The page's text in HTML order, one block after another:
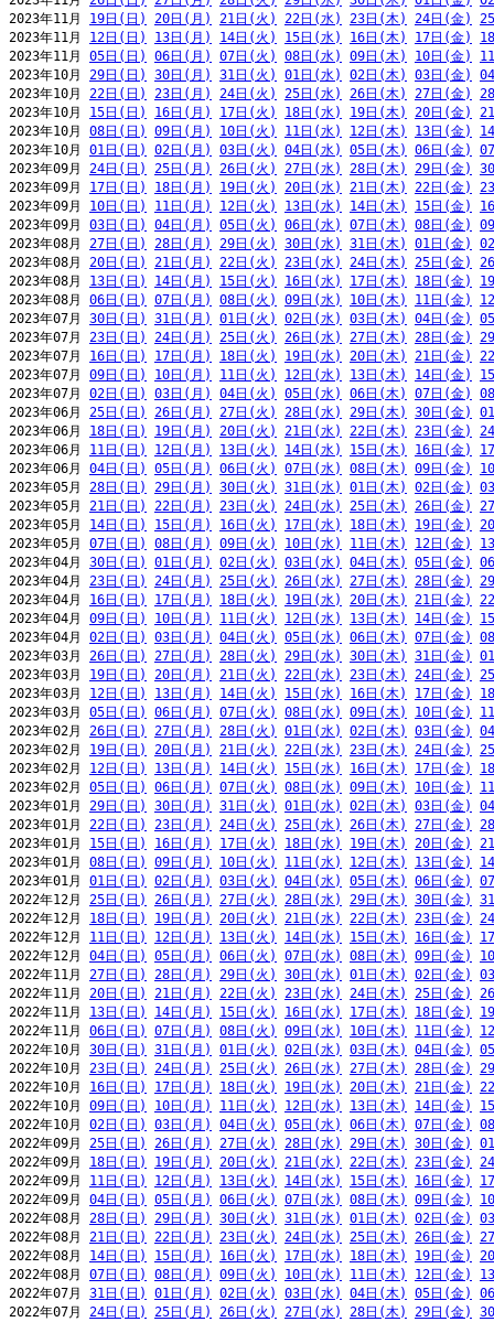
2023年11月 19日(日) 20日(月) 21日(火) 22日(水) 23日(木) 24日(金)
2023年11月 12日(日) 13日(月) 14日(火) 15日(水) 16日(木) 17日(金)
2023年11月 05日(日) 06日(月) 07日(火) 08日(水) 09日(木) 10日(金)
2023年10月 29日(日) 30日(月) 31日(火) 01日(水) 02日(木) 03日(金)
2023年10月 22日(日) 23日(月) 24日(火) 25日(水) 26日(木) 27日(金)
2023年10月 15日(日) 16日(月) 17日(火) 18日(水) 19日(木) 20日(金)
2023年10月 08日(日) 09日(月) 10日(火) 11日(水) 12日(木) 13日(金)
2023年10月 01日(日) 02日(月) 03日(火) 04日(水) 05日(木) 06日(金)
2023年09月 24日(日) 25日(月) 26日(火) 27日(水) 28日(木) 29日(金)
2023年09月 17日(日) 18日(月) 19日(火) 20日(水) 21日(木) 22日(金)
2023年09月 10日(日) 11日(月) 12日(火) 13日(水) 14日(木) 15日(金)
2023年09月 03日(日) 04日(月) 05日(火) 06日(水) 07日(木) 08日(金)
2023年08月 27日(日) 28日(月) 29日(火) 30日(水) 31日(木) 01日(金)
2023年08月 20日(日) 21日(月) 22日(火) 23日(水) 24日(木) 25日(金)
2023年08月 13日(日) 14日(月) 15日(火) 16日(水) 17日(木) 18日(金)
2023年08月 06日(日) 07日(月) 08日(火) 09日(水) 10日(木) 11日(金)
2023年07月 30日(日) 31日(月) 01日(火) 02日(水) 03日(木) 04日(金)
2023年07月 23日(日) 24日(月) 25日(火) 26日(水) 27日(木) 28日(金)
2023年07月 16日(日) 17日(月) 18日(火) 19日(水) 20日(木) 21日(金)
2023年07月 09日(日) 10日(月) 11日(火) 12日(水) 13日(木) 14日(金)
2023年07月 02日(日) 03日(月) 04日(火) 05日(水) 06日(木) 07日(金)
2023年06月 25日(日) 26日(月) 27日(火) 28日(水) 29日(木) 30日(金)
2023年06月 18日(日) 19日(月) 20日(火) 21日(水) 22日(木) 23日(金)
2023年06月 11日(日) 12日(月) 13日(火) 14日(水) 15日(木) 16日(金)
2023年06月 04日(日) 05日(月) 06日(火) 07日(水) 08日(木) 09日(金)
2023年05月 28日(日) 29日(月) 30日(火) 31日(水) 01日(木) 02日(金)
2023年05月 21日(日) 22日(月) 23日(火) 24日(水) 25日(木) 26日(金)
2023年05月 14日(日) 15日(月) 16日(火) 17日(水) 18日(木) 19日(金)
2023年05月 07日(日) 08日(月) 09日(火) 10日(水) 11日(木) 12日(金)
2023年04月 30日(日) 01日(月) 02日(火) 03日(水) 04日(木) 05日(金)
2023年04月 23日(日) 24日(月) 25日(火) 26日(水) 27日(木) 28日(金)
2023年04月 16日(日) 17日(月) 18日(火) 19日(水) 20日(木) 21日(金)
2023年04月 09日(日) 10日(月) 11日(火) 12日(水) 13日(木) 14日(金)
2023年04月 02日(日) 03日(月) 04日(火) 05日(水) 06日(木) 07日(金)
2023年03月 26日(日) 27日(月) 28日(火) 29日(水) 30日(木) 31日(金)
2023年03月 19日(日) 20日(月) 21日(火) 22日(水) 23日(木) 24日(金)
2023年03月 12日(日) 13日(月) 14日(火) 15日(水) 16日(木) 17日(金)
2023年03月 05日(日) 06日(月) 07日(火) 08日(水) 09日(木) 10日(金)
2023年02月 26日(日) 27日(月) 28日(火) 01日(水) 02日(木) 03日(金)
2023年02月 19日(日) 20日(月) 21日(火) 22日(水) 23日(木) 24日(金)
2023年02月 12日(日) 13日(月) 14日(火) 15日(水) 16日(木) 17日(金)
2023年02月 05日(日) 06日(月) 07日(火) 08日(水) 09日(木) 10日(金)
2023年01月 29日(日) 30日(月) 31日(火) 01日(水) 02日(木) 03日(金)
2023年01月 22日(日) 23日(月) 24日(火) 25日(水) 26日(木) 27日(金)
2023年01月 15日(日) 16日(月) 17日(火) 18日(水) 19日(木) 20日(金)
2023年01月 08日(日) 09日(月) 10日(火) 11日(水) 12日(木) 13日(金)
2023年01月 01日(日) 02日(月) 03日(火) 04日(水) 05日(木) 06日(金)
2022年12月 25日(日) 26日(月) 27日(火) 28日(水) 29日(木) 30日(金)
2022年12月 18日(日) 19日(月) 20日(火) 21日(水) 22日(木) 23日(金)
2022年12月 11日(日) 12日(月) 13日(火) 14日(水) 15日(木) 16日(金)
2022年12月 04日(日) 05日(月) 06日(火) 07日(水) 08日(木) 09日(金)
2022年11月 27日(日) 28日(月) 29日(火) 30日(水) 01日(木) 02日(金)
2022年11月 20日(日) 21日(月) 22日(火) 23日(水) 24日(木) 25日(金)
2022年11月 13日(日) 14日(月) 15日(火) 16日(水) 17日(木) 18日(金)
2022年11月 06日(日) 07日(月) 08日(火) 09日(水) 10日(木) 11日(金)
2022年10月 30日(日) 31日(月) 01日(火) 02日(水) 03日(木) 04日(金)
2022年10月 23日(日) 24日(月) 25日(火) 26日(水) 27日(木) 28日(金)
2022年10月 16日(日) 17日(月) 18日(火) 19日(水) 20日(木) 21日(金)
2022年10月 09日(日) 10日(月) 11日(火) 12日(水) 13日(木) 14日(金)
2022年10月 02日(日) 03日(月) 04日(火) 05日(水) 06日(木) 07日(金)
2022年09月 25日(日) 26日(月) 27日(火) 28日(水) 29日(木) 30日(金)
2022年09月 18日(日) 19日(月) 20日(火) 21日(水) 22日(木) 23日(金)
2022年09月 11日(日) 12日(月) 13日(火) 14日(水) 15日(木) 16日(金)
2022年09月 04日(日) 05日(月) 06日(火) 07日(水) 08日(木) 09日(金)
2022年08月 28日(日) 29日(月) 30日(火) 31日(水) 01日(木) 02日(金)
2022年08月 21日(日) 22日(月) 23日(火) 24日(水) 25日(木) 26日(金)
2022年08月 14日(日) 15日(月) 16日(火) 17日(水) 18日(木) 19日(金)
2022年08月 07日(日) 08日(月) 09日(火) 10日(水) 11日(木) 12日(金)
2022年07月 31日(日) 01日(月) 02日(火) 03日(水) 04日(木) 05日(金)
2022年07月 24日(日) 25日(月) 26日(火) 27日(水) 28日(木) 29日(金)